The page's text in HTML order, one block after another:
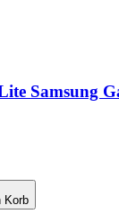
Samsung
Korb